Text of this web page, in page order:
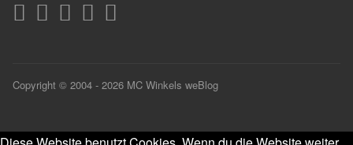
Copyright © 2004 - 2026 MC Winkels weBlog